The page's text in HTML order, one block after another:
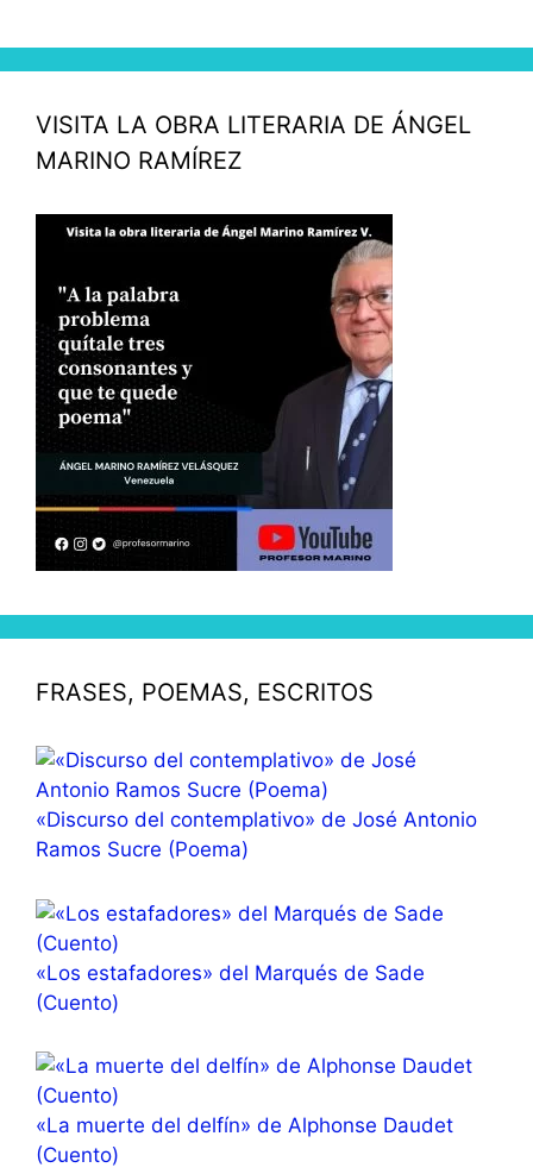
VISITA LA OBRA LITERARIA DE ÁNGEL
MARINO RAMÍREZ
FRASES, POEMAS, ESCRITOS
«Discurso del contemplativo» de José Antonio
Ramos Sucre (Poema)
«Los estafadores» del Marqués de Sade
(Cuento)
«La muerte del delfín» de Alphonse Daudet
(Cuento)